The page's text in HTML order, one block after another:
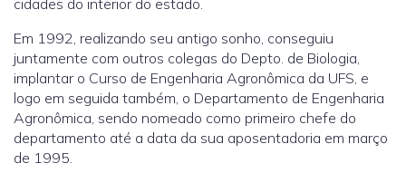
cidades do interior do estado.
Em 1992, realizando seu antigo sonho, conseguiu
juntamente com outros colegas do Depto. de Biologia,
implantar o Curso de Engenharia Agronômica da UFS, e
logo em seguida também, o Departamento de Engenharia
Agronômica, sendo nomeado como primeiro chefe do
departamento até a data da sua aposentadoria em março
de 1995.